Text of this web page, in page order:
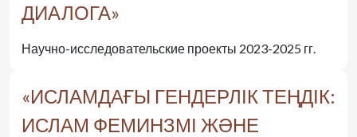
ДИАЛОГА»
Научно-исследовательские проекты 2023-2025 гг.
«ИСЛАМДАҒЫ ГЕНДЕРЛІК ТЕҢДІК:
ИСЛАМ ФЕМИНЗМІ ЖӘНЕ